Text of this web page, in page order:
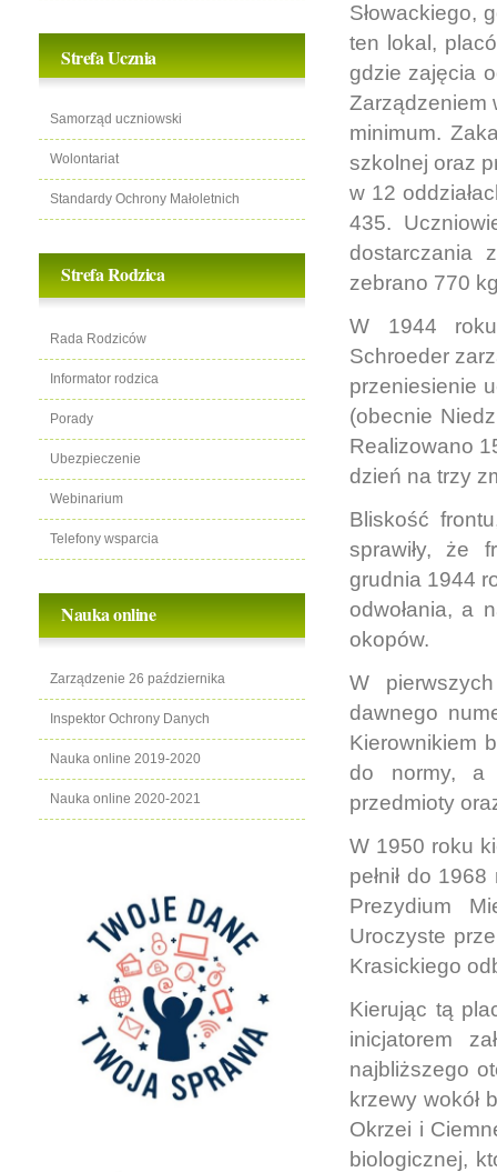
Słowackiego,
ten lokal,
gdzie zajęcia
Zarządzeniem
minimum.
szkolnej oraz
w 12
435.
dostarczania
zebrano 770
W 1944
Schroeder
przeniesienie
(obecnie
Realizowano
dzień na trzy
Bliskość
sprawiły, że
grudnia 1944
odwołania, a
okopów.
W
dawnego
Kierownikiem
do normy, a
przedmioty
W 1950 roku
pełnił do
Prezydium
Uroczyste
Krasickiego
Kierując tą
inicjatorem
najbliższego
krzewy wokół
Okrzei i
biologicznej,
Strefa Ucznia
Samorząd uczniowski
Wolontariat
Standardy Ochrony Małoletnich
Strefa Rodzica
Rada Rodziców
Informator rodzica
Porady
Ubezpieczenie
Webinarium
Telefony wsparcia
Nauka online
Zarządzenie 26 października
Inspektor Ochrony Danych
Nauka online 2019-2020
Nauka online 2020-2021